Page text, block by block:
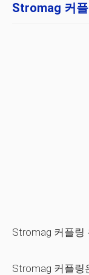
Stromag 커
Stromag 커플링
Stromag 커플링